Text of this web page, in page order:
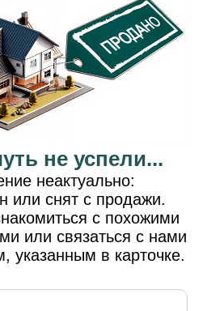
не успели...
неактуально:
или снят с продажи.
с похожими
или связаться с нами
указанным в карточке.